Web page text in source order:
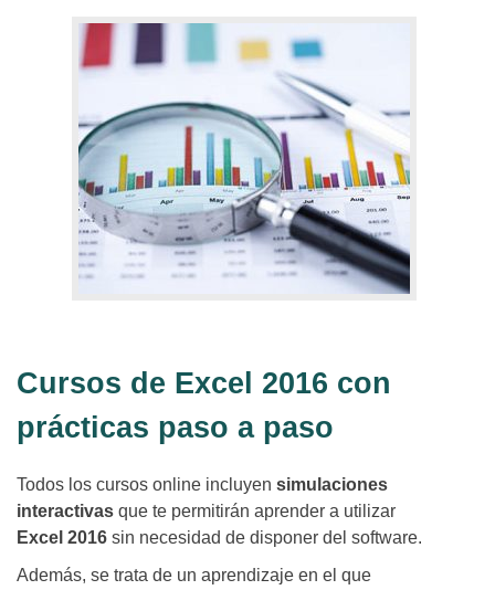
Cursos de Excel 2016 con
prácticas paso a paso
Todos los cursos online incluyen simulaciones
interactivas que te permitirán aprender a utilizar
Excel 2016 sin necesidad de disponer del software.
Además, se trata de un aprendizaje en el que